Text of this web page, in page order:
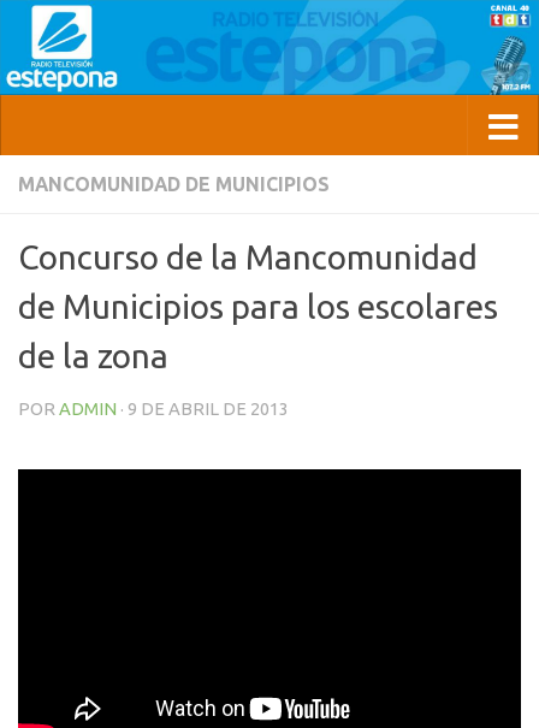
MANCOMUNIDAD DE MUNICIPIOS
Concurso de la Mancomunidad
de Municipios para los escolares
de la zona
POR ADMIN · 9 DE ABRIL DE 2013